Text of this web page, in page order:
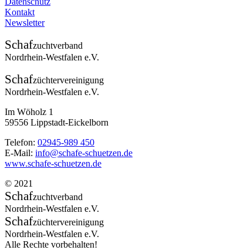
Kontakt
Newsletter
Schafzuchtverband
Nordrhein-Westfalen e.V.
Schafzüchtervereinigung
Nordrhein-Westfalen e.V.
Im Wöholz 1
59556 Lippstadt-Eickelborn
Telefon: 02945-989 450
E-Mail: info@schafe-schuetzen.de
www.schafe-schuetzen.de
© 2021
Schafzuchtverband
Nordrhein-Westfalen e.V.
Schafzüchtervereinigung
Nordrhein-Westfalen e.V.
Alle Rechte vorbehalten!